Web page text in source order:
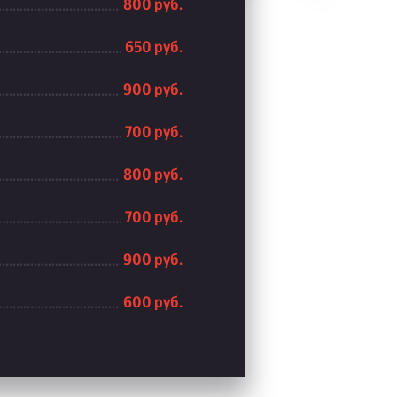
800 руб.
650 руб.
900 руб.
700 руб.
800 руб.
700 руб.
900 руб.
600 руб.